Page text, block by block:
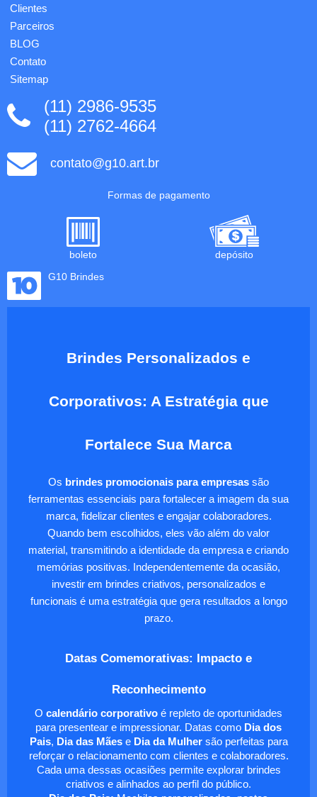
resistente
e...
Clientes
Parceiros
BLOG
Contato
Sitemap
(11) 2986-9535
(11) 2762-4664
contato@g10.art.br
Formas de pagamento
boleto
depósito
G10 Brindes
Brindes Personalizados e
Corporativos: A Estratégia que
Fortalece Sua Marca
Os brindes promocionais para empresas são
ferramentas essenciais para fortalecer a imagem da sua
marca, fidelizar clientes e engajar colaboradores.
Quando bem escolhidos, eles vão além do valor
material, transmitindo a identidade da empresa e criando
memórias positivas. Independentemente da ocasião,
investir em brindes criativos, personalizados e
funcionais é uma estratégia que gera resultados a longo
prazo.
Datas Comemorativas: Impacto e
Reconhecimento
O calendário corporativo é repleto de oportunidades
para presentear e impressionar. Datas como Dia dos
Pais, Dia das Mãese Dia da Mulhersão perfeitas para
reforçar o relacionamento com clientes e colaboradores.
Cada uma dessas ocasiões permite explorar brindes
criativos e alinhados ao perfil do público.